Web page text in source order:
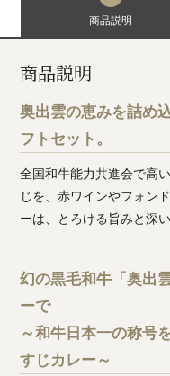
商品説明
商品説明
奥出雲の恵みを詰め
フトセット。
全国和牛能力共進会で高
じを、赤ワインやフォン
ーは、とろける旨みと深
幻の黒毛和牛「奥出
ーで
～和牛日本一の称号
すじカレー～